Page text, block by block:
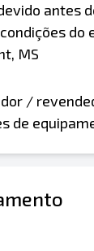
antes
do
MS
/
de